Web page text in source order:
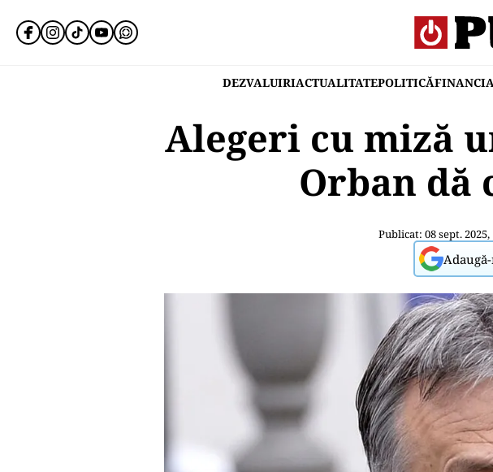
DEZVALUIRIACTUALITATEPOLITICĂ
Alegeri cu miză
Orban dă
Publicat: 08 sept. 2025,